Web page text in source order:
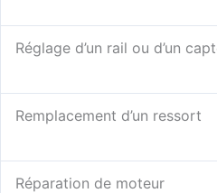
Réglage d’un rail ou d’un
Remplacement d’un ressort
Réparation de moteur